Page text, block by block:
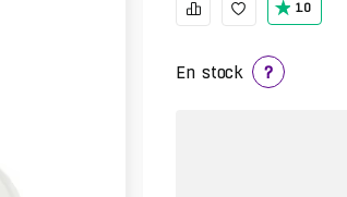
1.0
En stock ?